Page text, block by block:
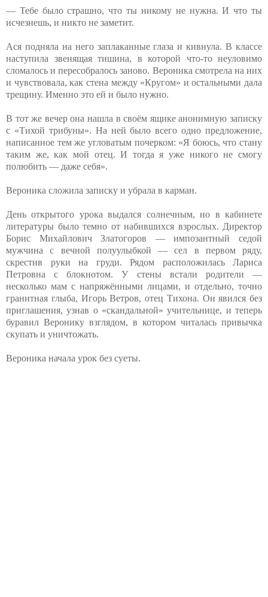
— Тебе было страшно, что ты никому не нужна. И что ты
исчезнешь, и никто не заметит.
Ася подняла на него заплаканные глаза и кивнула. В классе
наступила звенящая тишина, в которой что-то неуловимо
сломалось и пересобралось заново. Вероника смотрела на них
и чувствовала, как стена между «Кругом» и остальными дала
трещину. Именно это ей и было нужно.
В тот же вечер она нашла в своём ящике анонимную записку
с «Тихой трибуны». На ней было всего одно предложение,
написанное тем же угловатым почерком: «Я боюсь, что стану
таким же, как мой отец. И тогда я уже никого не смогу
полюбить — даже себя».
Вероника сложила записку и убрала в карман.
День открытого урока выдался солнечным, но в кабинете
литературы было темно от набившихся взрослых. Директор
Борис Михайлович Златогоров — импозантный седой
мужчина с вечной полуулыбкой — сел в первом ряду,
скрестив руки на груди. Рядом расположилась Лариса
Петровна с блокнотом. У стены встали родители —
несколько мам с напряжёнными лицами, и отдельно, точно
гранитная глыба, Игорь Ветров, отец Тихона. Он явился без
приглашения, узнав о «скандальной» учительнице, и теперь
буравил Веронику взглядом, в котором читалась привычка
скупать и уничтожать.
Вероника начала урок без суеты.